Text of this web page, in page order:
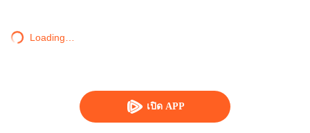
เปิด APP
Loading…